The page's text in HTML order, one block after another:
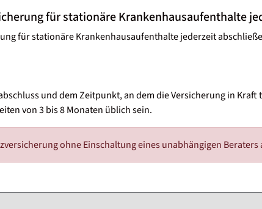
für stationäre Krankenhausaufenthalte
für stationäre Krankenhausaufenthalte jederzeit
und dem Zeitpunkt, an dem die Versicherung in
von 3 bis 8 Monaten üblich sein.
ohne Einschaltung eines unabhängigen Beraters